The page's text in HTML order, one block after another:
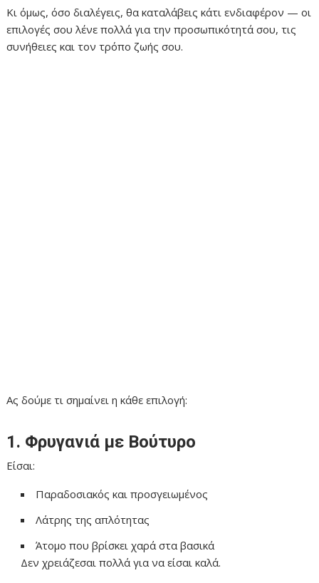
Κι όμως, όσο διαλέγεις, θα καταλάβεις κάτι ενδιαφέρον — οι
επιλογές σου λένε πολλά για την προσωπικότητά σου, τις
συνήθειες και τον τρόπο ζωής σου.
Ας δούμε τι σημαίνει η κάθε επιλογή:
1. Φρυγανιά με Βούτυρο
Είσαι:
Παραδοσιακός και προσγειωμένος
Λάτρης της απλότητας
Άτομο που βρίσκει χαρά στα βασικά
Δεν χρειάζεσαι πολλά για να είσαι καλά.